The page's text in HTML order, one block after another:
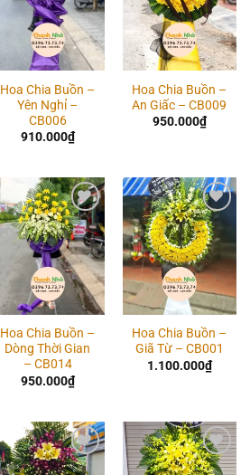
Hoa Chia Buồn –
Yên Nghỉ –
CB006
910.000₫
Hoa Chia Buồn –
An Giấc – CB009
950.000₫
Add to
wishlist
Hoa Chia Buồn –
Dòng Thời Gian
– CB014
950.000₫
Add to
wishlist
Hoa Chia Buồn –
Giã Từ – CB001
1.100.000₫
Add to
Add to